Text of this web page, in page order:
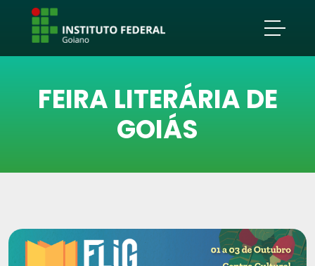
FEIRA LITERÁRIA DE
GOIÁS